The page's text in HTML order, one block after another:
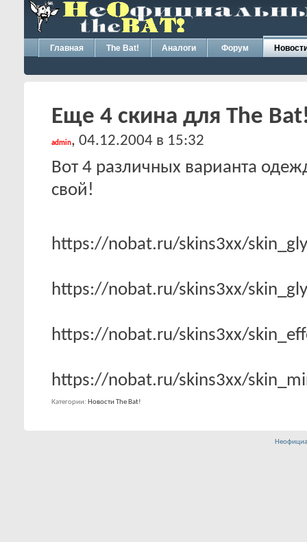
Главная The Bat! Аналоги Форум
Еще 4 скина для The
admin, 04.12.2004 в 15:32
Вот 4 различных варианта
свой!
https://nobat.ru/skins3xx/
https://nobat.ru/skins3xx/
https://nobat.ru/skins3xx/
https://nobat.ru/skins3xx/
Категории Новости The Bat!